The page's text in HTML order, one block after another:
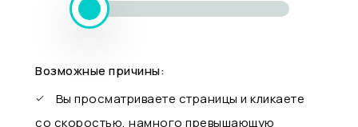
Возможные причины:
Вы просматриваете страницы и кликаете
со скоростью, намного превышающую